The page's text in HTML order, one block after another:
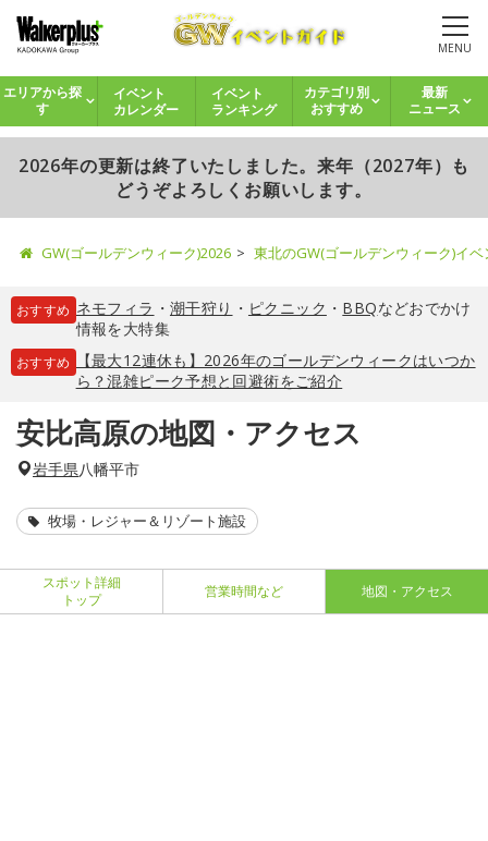
MENU
エリアから探
す
イベント
カレンダー
イベント
ランキング
カテゴリ別
おすすめ
最新
ニュース
2026年の更新は終了いたしました。来年（2027年）も
どうぞよろしくお願いします。
GW(ゴールデンウィーク)2026 東北のGW(ゴールデンウィーク)イ
おすすめ ネモフィラ ・ 潮干狩り ・ ピクニック ・ BBQなどおでかけ
情報を大特集
おすすめ
【最大12連休も】2026年のゴールデンウィークはいつか
ら？混雑ピーク予想と回避術をご紹介
安比高原の地図・アクセス
岩手県八幡平市
牧場・レジャー＆リゾート施設
スポット詳細
トップ
営業時間など 地図・アクセス